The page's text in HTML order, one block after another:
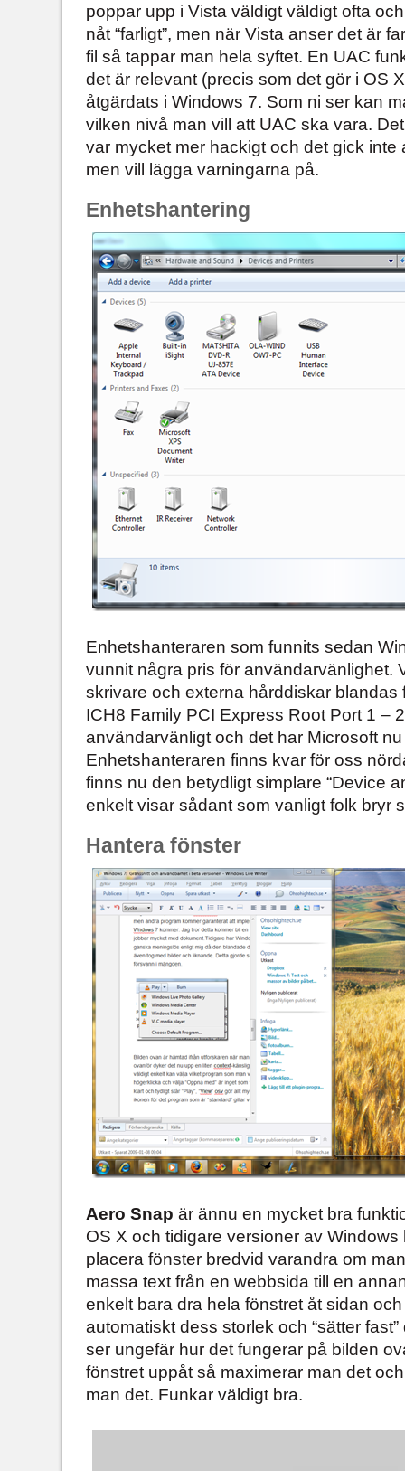
poppar upp i Vista väldigt väldigt ofta
nåt “farligt”, men när Vista anser det är
fil så tappar man hela syftet. En UAC
det är relevant (precis som det gör i OS
åtgärdats i Windows 7. Som ni ser kan
vilken nivå man vill att UAC ska vara.
var mycket mer hackigt och det gick
men vill lägga varningarna på.
Enhetshantering
Enhetshanteraren som funnits sedan
vunnit några pris för användarvänlighet.
skrivare och externa hårddiskar blandas
ICH8 Family PCI Express Root Port 1 –
användarvänligt och det har Microsoft
Enhetshanteraren finns kvar för oss
finns nu den betydligt simplare “Device
enkelt visar sådant som vanligt folk bryr
Hantera fönster
Aero Snap är ännu en mycket bra
OS X och tidigare versioner av Windows
placera fönster bredvid varandra om
massa text från en webbsida till en
enkelt bara dra hela fönstret åt sidan
automatiskt dess storlek och “sätter
ser ungefär hur det fungerar på bilden
fönstret uppåt så maximerar man det
man det. Funkar väldigt bra.